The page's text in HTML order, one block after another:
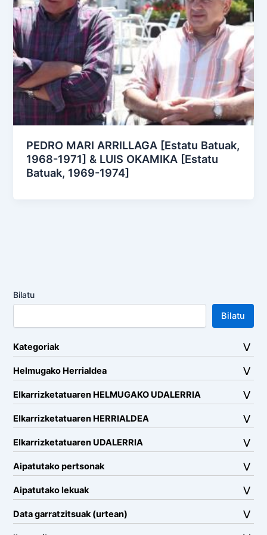
PEDRO MARI ARRILLAGA [Estatu Batuak,
1968-1971] & LUIS OKAMIKA [Estatu
Batuak, 1969-1974]
Bilatu
Bilatu
Kategoriak
Helmugako Herrialdea
Elkarrizketatuaren HELMUGAKO UDALERRIA
Elkarrizketatuaren HERRIALDEA
Elkarrizketatuaren UDALERRIA
Aipatutako pertsonak
Aipatutako lekuak
Data garratzitsuak (urtean)